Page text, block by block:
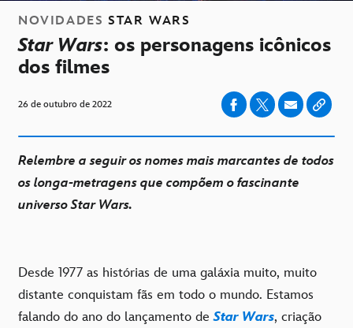
NOVIDADES STAR WARS
Star Wars: os personagens icônicos
dos filmes
26 de outubro de 2022
Relembre a seguir os nomes mais marcantes de todos
os longa-metragens que compõem o fascinante
universo Star Wars.
Desde 1977 as histórias de uma galáxia muito, muito
distante conquistam fãs em todo o mundo. Estamos
falando do ano do lançamento deStar Wars, criação